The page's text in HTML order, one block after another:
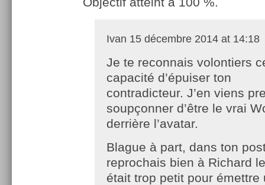
Ivan 15 décembre 2014 at 14:18
Je te reconnais volontiers
capacité d’épuiser ton
contradicteur. J’en viens
soupçonner d’être le vrai
derrière l’avatar.
Blague à part, dans ton
reprochais bien à Richard
était trop petit pour émettre